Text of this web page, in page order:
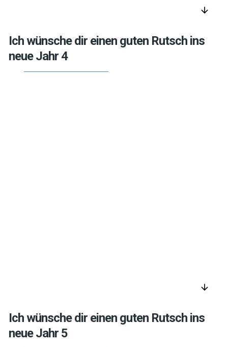
arrow_downward
Ich wünsche dir einen guten Rutsch ins
neue Jahr 4
arrow_downward
Ich wünsche dir einen guten Rutsch ins
neue Jahr 5